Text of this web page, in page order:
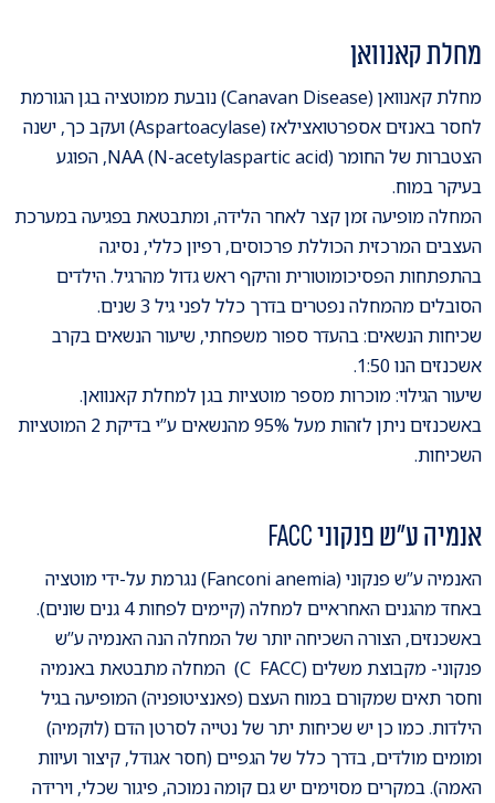
מחלת קאנוואן
מחלת קאנוואן (Canavan Disease) נובעת ממוטציה בגן הגורמת
לחסר באנזים אספרטואצילאז (Aspartoacylase) ועקב כך, ישנה
הצטברות של החומר NAA (N-acetylaspartic acid), הפוגע
בעיקר במוח.
המחלה מופיעה זמן קצר לאחר הלידה, ומתבטאת בפגיעה במערכת
העצבים המרכזית הכוללת פרכוסים, רפיון כללי, נסיגה
בהתפתחות הפסיכומוטורית והיקף ראש גדול מהרגיל. הילדים
הסובלים מהמחלה נפטרים בדרך כלל לפני גיל 3 שנים.
שכיחות הנשאים: בהעדר ספור משפחתי, שיעור הנשאים בקרב
אשכנזים הנו 1:50.
שיעור הגילוי: מוכרות מספר מוטציות בגן למחלת קאנוואן.
באשכנזים ניתן לזהות מעל 95% מהנשאים ע”י בדיקת 2 המוטציות
השכיחות.
אנמיה ע”ש פנקוני FACC
האנמיה ע”ש פנקוני (Fanconi anemia) נגרמת על-ידי מוטציה
באחד מהגנים האחראיים למחלה (קיימים לפחות 4 גנים שונים).
באשכנזים, הצורה השכיחה יותר של המחלה הנה האנמיה ע”ש
פנקוני- מקבוצת משלים (C FACC) המחלה מתבטאת באנמיה
וחסר תאים שמקורם במוח העצם (פאנציטופניה) המופיעה בגיל
הילדות. כמו כן יש שכיחות יתר של נטייה לסרטן הדם (לוקמיה)
ומומים מולדים, בדרך כלל של הגפיים (חסר אגודל, קיצור ועיוות
האמה). במקרים מסוימים יש גם קומה נמוכה, פיגור שכלי, וירידה